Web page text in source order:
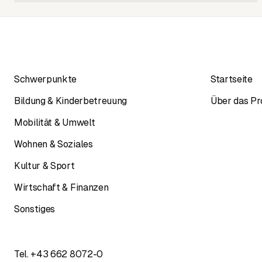
Schwerpunkte
Bildung & Kinderbetreuung
Mobilität & Umwelt
Wohnen & Soziales
Kultur & Sport
Wirtschaft & Finanzen
Sonstiges
Startseite
Über das
Tel. +43 662 8072-0